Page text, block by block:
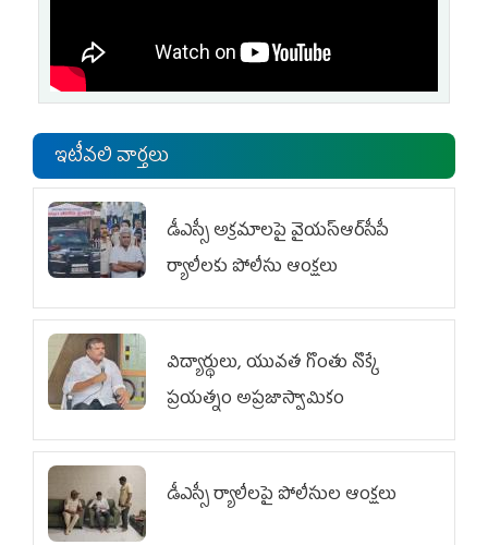
ఇటీవలి వార్తలు
డీఎస్సీ అక్రమాలపై వైయ‌స్ఆర్‌సీపీ
ర్యాలీలకు పోలీసు ఆంక్షలు
విద్యార్థులు, యువత గొంతు నొక్కే
ప్రయత్నం అప్రజాస్వామికం
డీఎస్సీ ర్యాలీలపై పోలీసుల ఆంక్షలు